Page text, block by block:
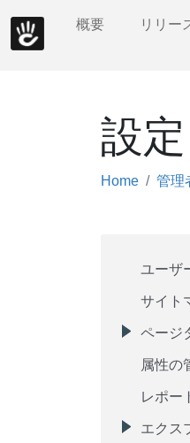
概要 リリー
設
Home 管理
ユーザ
サイト
ページ
属性の
レポー
エクス